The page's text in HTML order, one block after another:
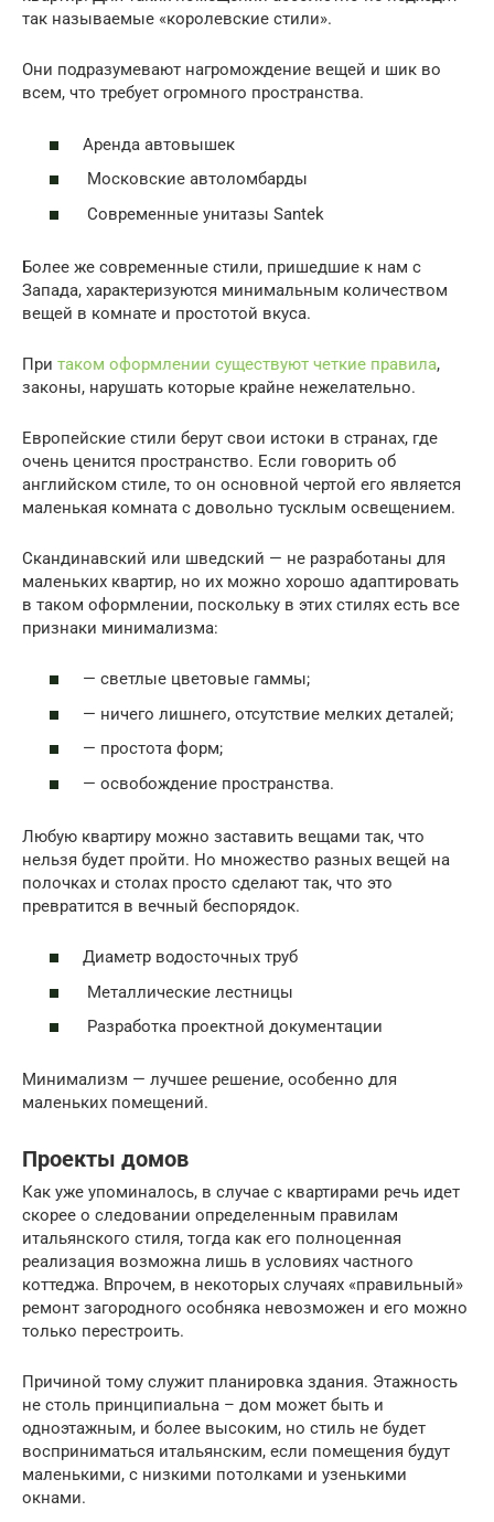
так называемые «королевские стили».
Они подразумевают нагромождение вещей и шик во
всем, что требует огромного пространства.
Аренда автовышек
Московские автоломбарды
Современные унитазы Santek
Более же современные стили, пришедшие к нам с
Запада, характеризуются минимальным количеством
вещей в комнате и простотой вкуса.
При таком оформлении существуют четкие правила,
законы, нарушать которые крайне нежелательно.
Европейские стили берут свои истоки в странах, где
очень ценится пространство. Если говорить об
английском стиле, то он основной чертой его является
маленькая комната с довольно тусклым освещением.
Скандинавский или шведский — не разработаны для
маленьких квартир, но их можно хорошо адаптировать
в таком оформлении, поскольку в этих стилях есть все
признаки минимализма:
— светлые цветовые гаммы;
— ничего лишнего, отсутствие мелких деталей;
— простота форм;
— освобождение пространства.
Любую квартиру можно заставить вещами так, что
нельзя будет пройти. Но множество разных вещей на
полочках и столах просто сделают так, что это
превратится в вечный беспорядок.
Диаметр водосточных труб
Металлические лестницы
Разработка проектной документации
Минимализм — лучшее решение, особенно для
маленьких помещений.
Проекты домов
Как уже упоминалось, в случае с квартирами речь идет
скорее о следовании определенным правилам
итальянского стиля, тогда как его полноценная
реализация возможна лишь в условиях частного
коттеджа. Впрочем, в некоторых случаях «правильный»
ремонт загородного особняка невозможен и его можно
только перестроить.
Причиной тому служит планировка здания. Этажность
не столь принципиальна – дом может быть и
одноэтажным, и более высоким, но стиль не будет
восприниматься итальянским, если помещения будут
маленькими, с низкими потолками и узенькими
окнами.